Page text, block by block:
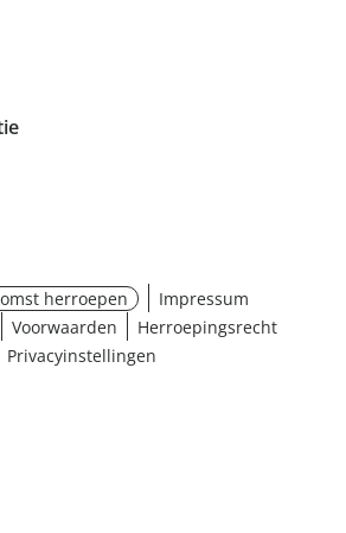
herroepen
Impressum
Voorwaarden
Herroepingsrecht
Privacyinstellingen